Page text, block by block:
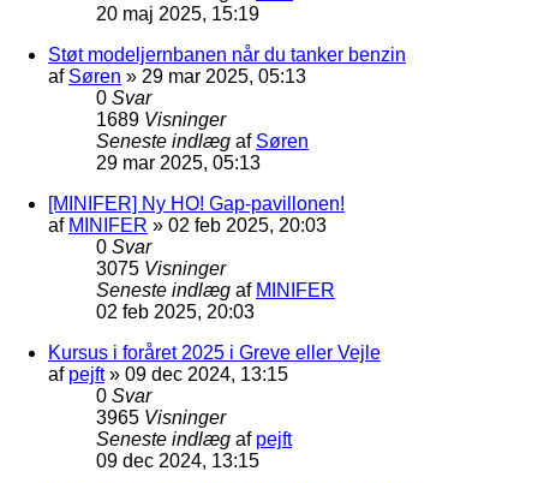
20 maj 2025, 15:19
Støt modeljernbanen når du tanker benzin
af Søren » 29 mar 2025, 05:13
0 Svar
1689 Visninger
Seneste indlæg af Søren
29 mar 2025, 05:13
[MINIFER] Ny HO! Gap-pavillonen!
af MINIFER » 02 feb 2025, 20:03
0 Svar
3075 Visninger
Seneste indlæg af MINIFER
02 feb 2025, 20:03
Kursus i foråret 2025 i Greve eller Vejle
af pejft» 09 dec 2024, 13:15
0 Svar
3965 Visninger
Seneste indlæg af pejft
09 dec 2024, 13:15